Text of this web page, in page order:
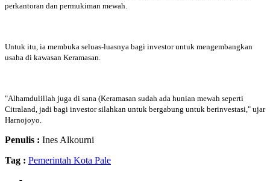
perkantoran dan permukiman mewah.
Untuk itu, ia membuka seluas-luasnya bagi investor untuk mengembangkan
usaha di kawasan Keramasan.
"Alhamdulillah juga di sana (Keramasan sudah ada hunian mewah seperti
Citraland, jadi bagi investor silahkan untuk bergabung untuk berinvestasi," ujar
Harnojoyo.
Penulis : Ines Alkourni
Tag : Pemerintah Kota Pale